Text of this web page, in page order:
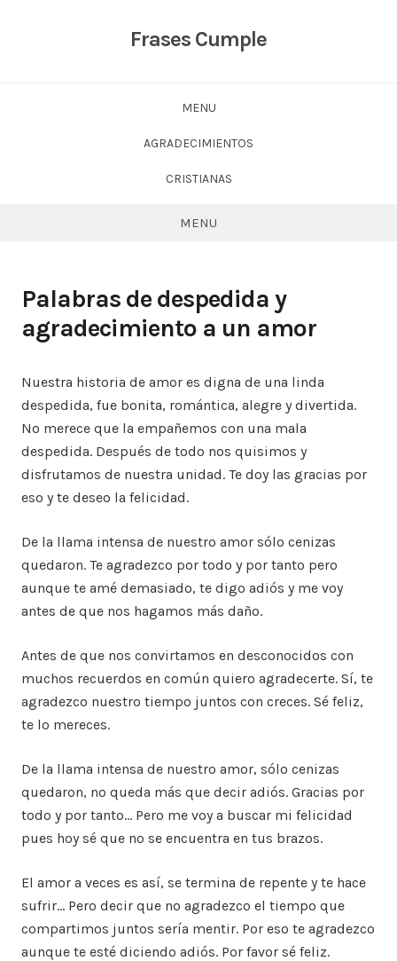
Frases Cumple
MENU
AGRADECIMIENTOS
CRISTIANAS
MENU
Palabras de despedida y
agradecimiento a un amor
Nuestra historia de amor es digna de una linda
despedida, fue bonita, romántica, alegre y divertida.
No merece que la empañemos con una mala
despedida. Después de todo nos quisimos y
disfrutamos de nuestra unidad. Te doy las gracias por
eso y te deseo la felicidad.
De la llama intensa de nuestro amor sólo cenizas
quedaron. Te agradezco por todo y por tanto pero
aunque te amé demasiado, te digo adiós y me voy
antes de que nos hagamos más daño.
Antes de que nos convirtamos en desconocidos con
muchos recuerdos en común quiero agradecerte. Sí, te
agradezco nuestro tiempo juntos con creces. Sé feliz,
te lo mereces.
De la llama intensa de nuestro amor, sólo cenizas
quedaron, no queda más que decir adiós. Gracias por
todo y por tanto… Pero me voy a buscar mi felicidad
pues hoy sé que no se encuentra en tus brazos.
El amor a veces es así, se termina de repente y te hace
sufrir… Pero decir que no agradezco el tiempo que
compartimos juntos sería mentir. Por eso te agradezco
aunque te esté diciendo adiós. Por favor sé feliz.